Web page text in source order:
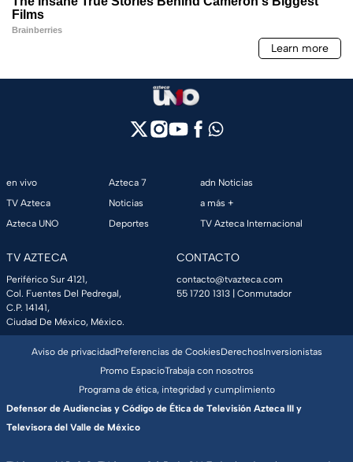
en vivo
TV Azteca
Azteca UNO
Azteca 7
Noticias
Deportes
adn Noticias
a más +
TV Azteca Internacional
TV AZTECA
Periférico Sur 4121,
Col. Fuentes Del Pedregal,
C.P. 14141,
Ciudad De México, México.
CONTACTO
contacto@tvazteca.com
55 1720 1313 | Conmutador
Aviso de privacidadPreferencias de CookiesDerechosInversionistas
Promo EspacioTrabaja con nosotros
Programa de ética, integridad y cumplimiento
Defensor de Audiencias y Código de Ética de Televisión Azteca III y
Televisora del Valle de México